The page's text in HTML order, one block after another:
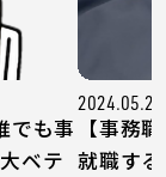
でも事
ベテ
2024.05.27
【事務
就職す